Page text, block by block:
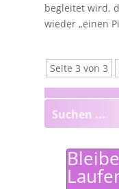
begleitet wird,
wieder „einen
Seite 3 von 3